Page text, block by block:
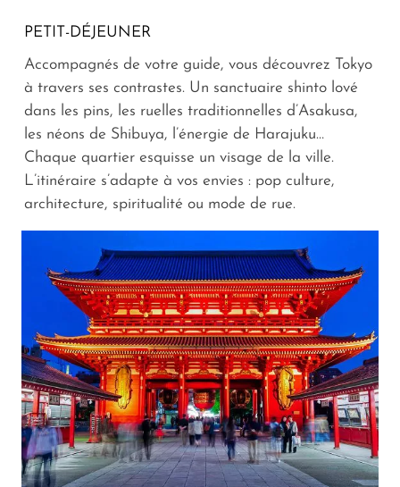
PETIT-DÉJEUNER
Accompagnés de votre guide, vous découvrez Tokyo
à travers ses contrastes. Un sanctuaire shinto lové
dans les pins, les ruelles traditionnelles d’Asakusa,
les néons de Shibuya, l’énergie de Harajuku…
Chaque quartier esquisse un visage de la ville.
L’itinéraire s’adapte à vos envies : pop culture,
architecture, spiritualité ou mode de rue.